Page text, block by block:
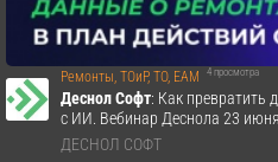
Ремонты, ТОиР, ТО, EAM 4 просмотра
Деснол Со​фт: Как превратить
с ИИ. Вебинар Деснола 23
ДЕСНОЛ СОФТ